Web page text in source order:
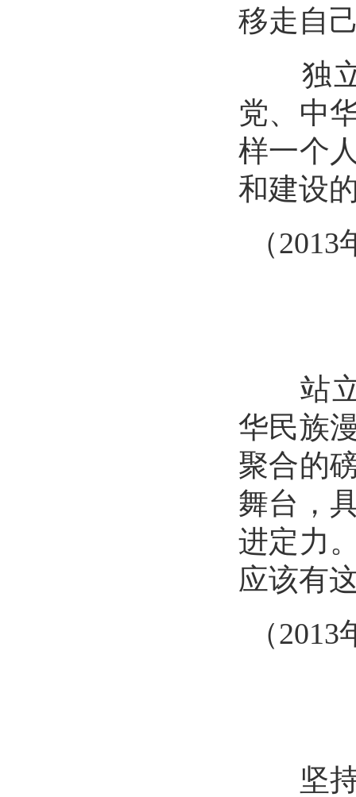
移走自
独立
党、中
样一个
和建设
（2013
站立
华民族
聚合的
舞台，
进定力
应该有
（2013
坚持